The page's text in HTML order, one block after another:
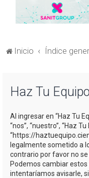
Inicio Índice
Haz Tu
Al ingresar en “Haz Tu
“nos”, “nuestro”, “Haz Tu
“https://
legalmente sometido a
contrario por favor no se
Podemos cambiar
intentaríamos avisarle,